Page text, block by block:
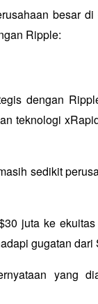
besar
Ripple:
dengan
teknologi
sedikit
juta ke ekuitas
gugatan dari
yang